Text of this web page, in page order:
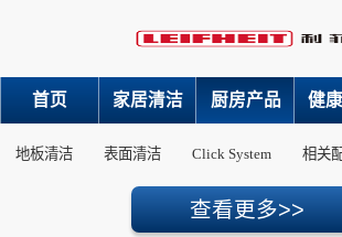
首页 家居清洁 厨房产品 健
地板清洁 表面清洁 Click System 相关